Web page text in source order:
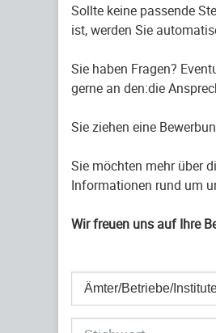
Sollte keine passende
ist, werden Sie
Sie haben Fragen?
gerne an den:die
Sie ziehen eine
Sie möchten mehr über
Informationen rund um
Wir freuen uns auf Ihre
Ämter/Betriebe/